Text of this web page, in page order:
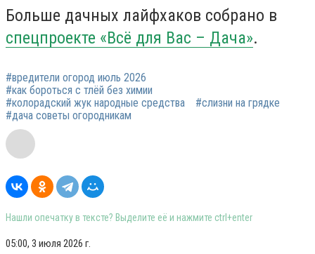
Больше дачных лайфхаков собрано в
спецпроекте «Всё для Вас – Дача».
#вредители огород июль 2026
#как бороться с тлёй без химии
#колорадский жук народные средства
#слизни на грядке
#дача советы огородникам
Нашли опечатку в тексте? Выделите её и нажмите ctrl+enter
05:00, 3 июля 2026 г.